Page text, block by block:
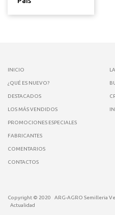
INICIO
¿QUÉ ES NUEVO?
DESTACADOS
LOS MÁS VENDIDOS
PROMOCIONES ESPECIALES
FABRICANTES
COMENTARIOS
CONTACTOS
Copyright © 2020
ARG-AGRO Semilleria
Actualidad